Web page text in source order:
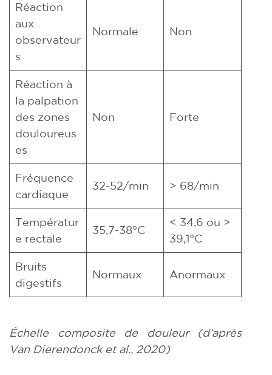
Réaction
aux
observateur
s
Normale Non
Réaction à
la palpation
des zones
douloureus
es
Non Forte
Fréquence
cardiaque
32-52/min > 68/min
Températur
e rectale
35,7-38°C
< 34,6 ou >
39,1°C
Bruits
digestifs
Normaux Anormaux
Échelle composite de douleur (d’après
Van Dierendonck et al., 2020)